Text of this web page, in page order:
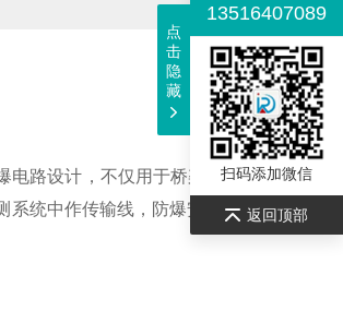
路设计，不仅用于桥架敷设，而且可用
统中作传输线，防爆安全性能明显高于
13516407089
扫码添加微信
返回顶部
点
击
隐
藏